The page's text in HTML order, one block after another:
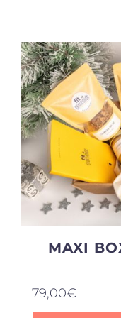
Produits sains
Click and collect
Traiteur
Cours
Accessoires
MAXI
79,00€